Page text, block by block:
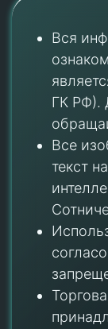
Вся
ГК РФ).
Все
текст